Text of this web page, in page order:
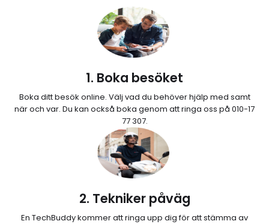
1. Boka besöket
Boka ditt besök online. Välj vad du behöver hjälp med samt
när och var. Du kan också boka genom att ringa oss på 010-17
77 307.
2. Tekniker påväg
En TechBuddy kommer att ringa upp dig för att stämma av